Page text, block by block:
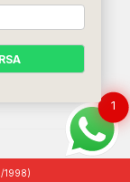
1998)
1